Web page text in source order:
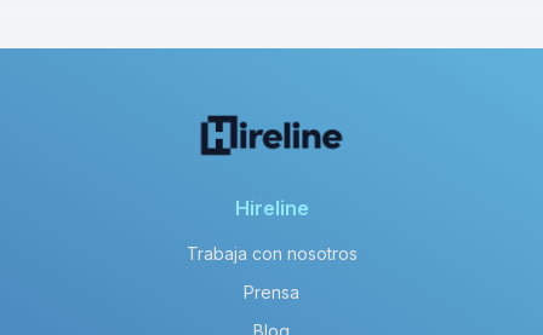
Hireline
Trabaja con nosotros
Prensa
Blog